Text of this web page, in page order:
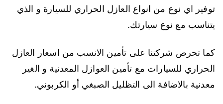
توفير اي نوع من انواع العازل الحراري للسيارة و الذي
يتناسب مع نوع سيارتك.
كما تحرص شركتنا على تأمين الانسب من اسعار العازل
الحراري للسيارات مع تأمين العوازل المعدنية و الغير
معدنية بالاضافة الى التظليل الصبغي أو الكربوني.